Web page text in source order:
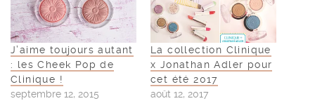
J’aime toujours autant
: les Cheek Pop de
Clinique !
septembre 12, 2015
La collection Clinique
x Jonathan Adler pour
cet été 2017
août 12, 2017